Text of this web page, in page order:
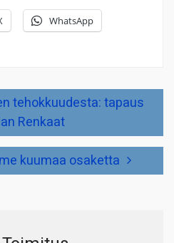
WhatsApp
tehokkuudesta: tapaus
Renkaat
kuumaa osaketta